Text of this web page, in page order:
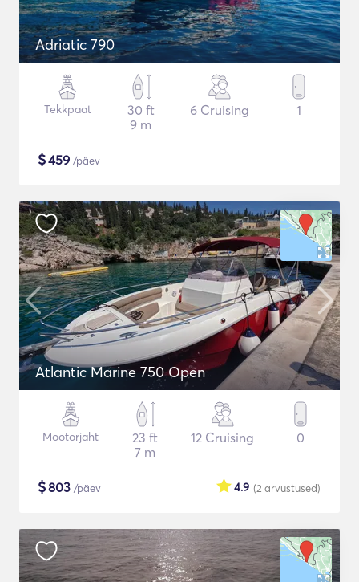
Adriatic 790
Tekkpaat
30 ft
9 m
6 Cruising 1
$459 /päev
Atlantic Marine 750 Open
Mootorjaht
23 ft
7 m
12 Cruising 0
$803 /päev (2 arvustused)
4.9